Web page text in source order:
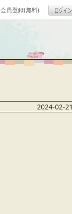
会員登録(無料)
2024-02-21